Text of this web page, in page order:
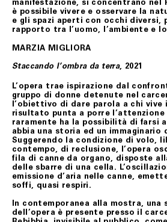
ART. 8 GARANZIA SUI BENI
Tutti i prodotti in vendita nel
realizzati rispettando elevati
caso in cui il Cliente riceva un
non conforme o con difetto di
immediata comunicazione a
al momento del ricevimento del
essere comunicati a Fondazione
In tutti i casi di cui sopra, gli uffici
Fondazione Merz, effettuate le
daranno comunicazione al Cliente
danno, la non conformità o il difetto
attiveranno la procedura di
prodotto/i, senza alcuna spesa di
a carico del Cliente.
Il Cliente dovrà procedere alla
ottenuti contattando il Servizio
provvedendo ad imballare
manifestazione, si concentrano nel
è possibile vivere e osservare la
e gli spazi aperti con occhi diversi,
rapporto tra l’uomo, l’ambiente e
MARZIA MIGLIORA
Staccando l’ombra da terra, 2021
L’opera trae ispirazione dal
gruppo di donne detenute nel
l’obiettivo di dare parola a chi vive
risultato punta a porre
raramente ha la possibilità di farsi
abbia una storia ed un immaginario
Suggerendo la condizione di volo,
contempo, di reclusione, l’opera
fila di canne da organo, disposte
delle sbarre di una cella.
emissione d’aria nelle canne,
soffi, quasi respiri.
In contemporanea alla mostra, una
dell’opera è presente presso il